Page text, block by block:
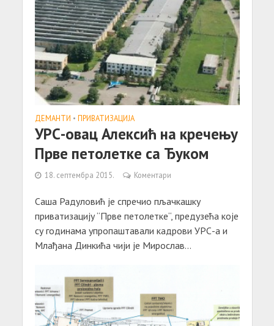
ДЕМАНТИ • ПРИВАТИЗАЦИЈА
УРС-овац Алексић на кречењу
Прве петолетке са Ђуком
18. септембра 2015. Коментари
Саша Радуловић је спречио пљачкашку
приватизацију “Прве петолетке“, предузећа које
су годинама упропаштавали кадрови УРС-а и
Млађана Динкића чији је Мирослав...